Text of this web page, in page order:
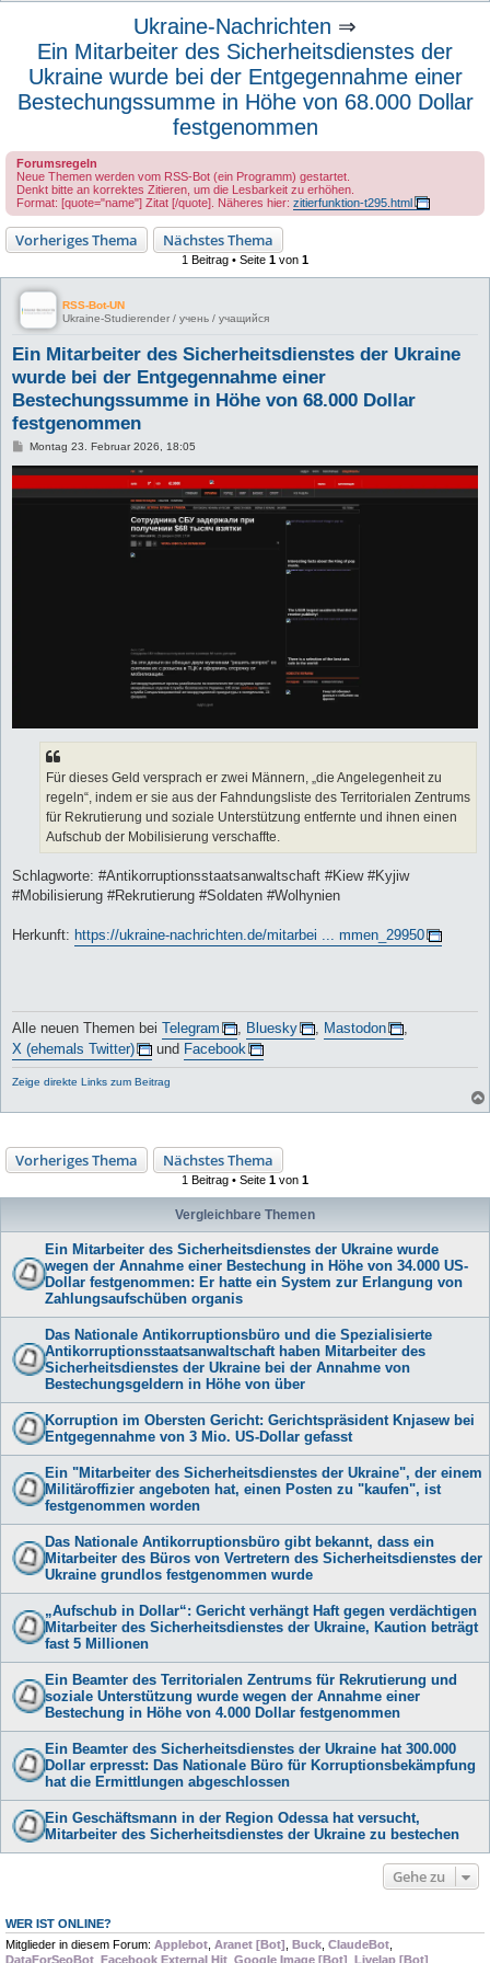
Ukraine-Nachrichten ⇒
Ein Mitarbeiter des Sicherheitsdienstes der
Ukraine wurde bei der Entgegennahme einer
Bestechungssumme in Höhe von 68.000 Dollar
festgenommen
Forumsregeln
Neue Themen werden vom RSS-Bot (ein Programm) gestartet.
Denkt bitte an korrektes Zitieren, um die Lesbarkeit zu erhöhen.
Format: [quote="name"] Zitat [/quote]. Näheres hier: zitierfunktion-t295.html
Vorheriges Thema Nächstes Thema
1 Beitrag • Seite 1 von 1
RSS-Bot-UN
Ukraine-Studierender / учень / учащийся
Ein Mitarbeiter des Sicherheitsdienstes der Ukraine
wurde bei der Entgegennahme einer
Bestechungssumme in Höhe von 68.000 Dollar
festgenommen
B
r
Montag 23. Februar 2026, 18:05
Für dieses Geld versprach er zwei Männern, „die Angelegenheit zu
regeln“, indem er sie aus der Fahndungsliste des Territorialen Zentrums
für Rekrutierung und soziale Unterstützung entfernte und ihnen einen
Aufschub der Mobilisierung verschaffte.
Schlagworte: #Antikorruptionsstaatsanwaltschaft #Kiew #Kyjiw
#Mobilisierung #Rekrutierung #Soldaten #Wolhynien
Herkunft: https://ukraine-nachrichten.de/mitarbei ... mmen_29950
Alle neuen Themen bei Telegram , Bluesky , Mastodon
,
X (ehemals Twitter)
und Facebook
Zeige direkte Links zum Beitrag
Vorheriges Thema Nächstes Thema
1 Beitrag • Seite 1 von 1
Vergleichbare Themen
Ein Mitarbeiter des Sicherheitsdienstes der Ukraine wurde
wegen der Annahme einer Bestechung in Höhe von 34.000 US-
Dollar festgenommen: Er hatte ein System zur Erlangung von
Zahlungsaufschüben organis
Das Nationale Antikorruptionsbüro und die Spezialisierte
Antikorruptionsstaatsanwaltschaft haben Mitarbeiter des
Sicherheitsdienstes der Ukraine bei der Annahme von
Bestechungsgeldern in Höhe von über
Korruption im Obersten Gericht: Gerichtspräsident Knjasew bei
Entgegennahme von 3 Mio. US-Dollar gefasst
Ein "Mitarbeiter des Sicherheitsdienstes der Ukraine", der einem
Militäroffizier angeboten hat, einen Posten zu "kaufen", ist
festgenommen worden
Das Nationale Antikorruptionsbüro gibt bekannt, dass ein
Mitarbeiter des Büros von Vertretern des Sicherheitsdienstes der
Ukraine grundlos festgenommen wurde
„Aufschub in Dollar“: Gericht verhängt Haft gegen verdächtigen
Mitarbeiter des Sicherheitsdienstes der Ukraine, Kaution beträgt
fast 5 Millionen
Ein Beamter des Territorialen Zentrums für Rekrutierung und
soziale Unterstützung wurde wegen der Annahme einer
Bestechung in Höhe von 4.000 Dollar festgenommen
Ein Beamter des Sicherheitsdienstes der Ukraine hat 300.000
Dollar erpresst: Das Nationale Büro für Korruptionsbekämpfung
hat die Ermittlungen abgeschlossen
Ein Geschäftsmann in der Region Odessa hat versucht,
Mitarbeiter des Sicherheitsdienstes der Ukraine zu bestechen
Gehe zu
WER IST ONLINE?
Mitglieder in diesem Forum: Applebot, Aranet [Bot] , Buck, ClaudeBot,
DataForSeoBot
Facebook External Hit Google Image [Bot] Livelap [Bot]